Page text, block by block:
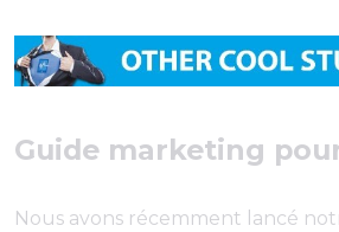
Guide marketing
Nous avons récemment lancé